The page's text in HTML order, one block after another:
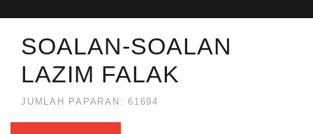
SOALAN-SOALAN
LAZIM FALAK
JUMLAH PAPARAN: 61694